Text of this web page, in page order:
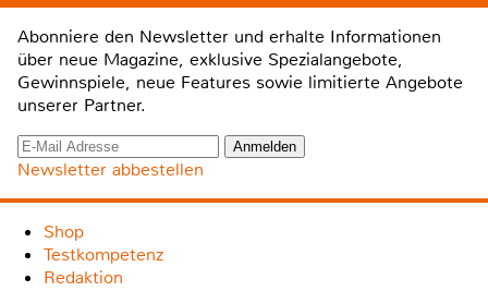
Abonniere den Newsletter und erhalte Informationen
über neue Magazine, exklusive Spezialangebote,
Gewinnspiele, neue Features sowie limitierte Angebote
unserer Partner.
Newsletter abbestellen
Shop
Testkompetenz
Redaktion